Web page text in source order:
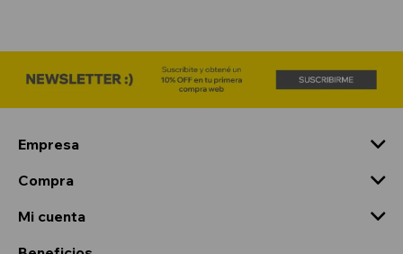
Empresa
Compra
Mi cuenta